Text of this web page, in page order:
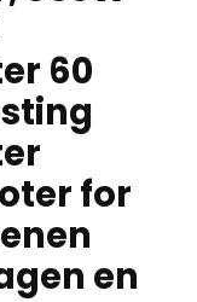
60
for
en